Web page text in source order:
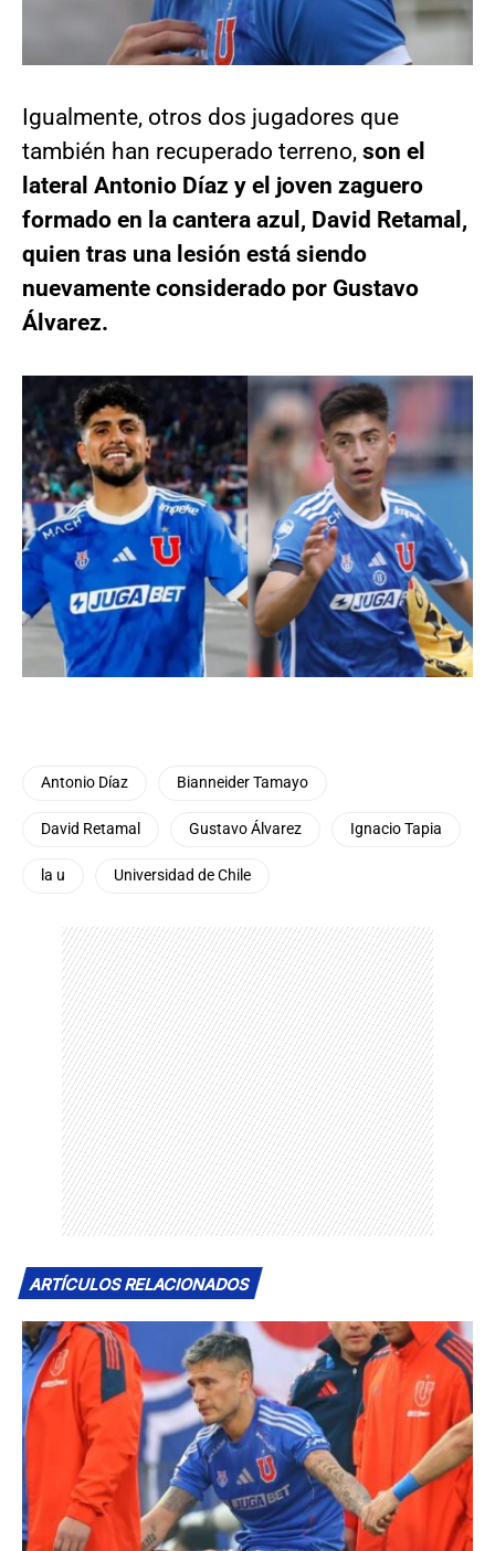
Igualmente, otros dos jugadores que
también han recuperado terreno, son el
lateral Antonio Díaz y el joven zaguero
formado en la cantera azul, David Retamal,
quien tras una lesión está siendo
nuevamente considerado por Gustavo
Álvarez.
Antonio Díaz Bianneider Tamayo
David Retamal Gustavo Álvarez Ignacio Tapia
la u Universidad de Chile
ARTÍCULOS RELACIONADOS